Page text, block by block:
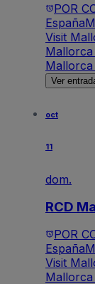
POR
España
Visit
Mallorca
Ver
oct
11
dom.
RCD
POR
España
Visit